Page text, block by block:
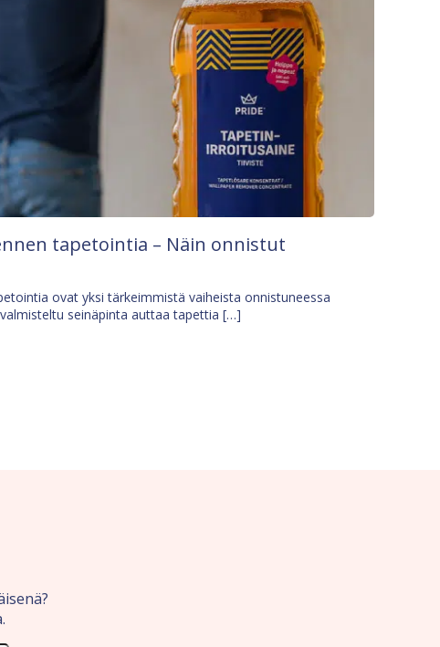
tapetointia – Näin onnistut
ovat yksi tärkeimmistä vaiheista onnistuneessa
seinäpinta auttaa tapettia […]